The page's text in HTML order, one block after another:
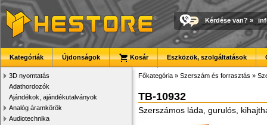
Kérdése van? »
Kategóriák Újdonságok Kosár Eszközök, szolgáltatások
3D nyomtatás
Adathordozók
Ajándékok, ajándékutalványok
Analóg áramkörök
Audiotechnika
Főkategória » Szerszám és forrasztás »
TB-10932
Szerszámos láda, gurulós,